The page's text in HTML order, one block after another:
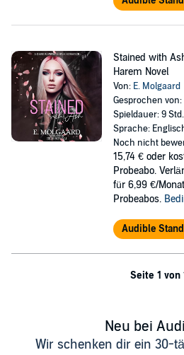
Stained with
Harem Novel
Von: E. Molgaard
Gesprochen von:
Spieldauer: 9
Sprache:
Noch nicht
15,74 € oder
Probeabo.
für 6,99 €/
Probeabos.
Audible
Seite 1 von
Neu bei
Wir schenken dir ein 30-